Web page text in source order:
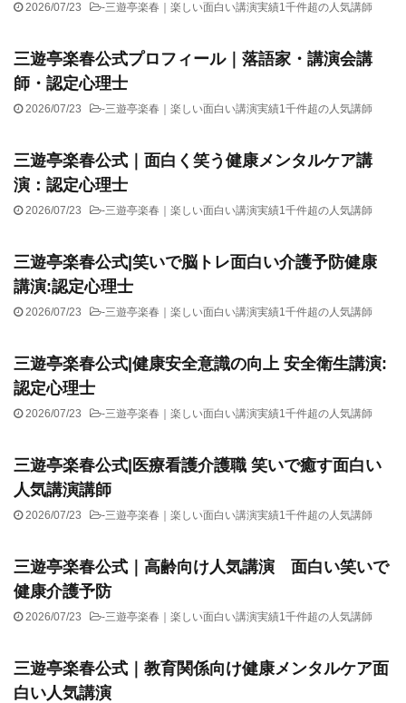
2026/07/23 -三遊亭楽春｜楽しい面白い講演実績1千件超の人気講師
三遊亭楽春公式プロフィール｜落語家・講演会講
師・認定心理士
2026/07/23 -三遊亭楽春｜楽しい面白い講演実績1千件超の人気講師
三遊亭楽春公式｜面白く笑う健康メンタルケア講
演：認定心理士
2026/07/23 -三遊亭楽春｜楽しい面白い講演実績1千件超の人気講師
三遊亭楽春公式|笑いで脳トレ面白い介護予防健康
講演:認定心理士
2026/07/23 -三遊亭楽春｜楽しい面白い講演実績1千件超の人気講師
三遊亭楽春公式|健康安全意識の向上 安全衛生講演:
認定心理士
2026/07/23 -三遊亭楽春｜楽しい面白い講演実績1千件超の人気講師
三遊亭楽春公式|医療看護介護職 笑いで癒す面白い
人気講演講師
2026/07/23 -三遊亭楽春｜楽しい面白い講演実績1千件超の人気講師
三遊亭楽春公式｜高齢向け人気講演 面白い笑いで
健康介護予防
2026/07/23 -三遊亭楽春｜楽しい面白い講演実績1千件超の人気講師
三遊亭楽春公式｜教育関係向け健康メンタルケア面
白い人気講演